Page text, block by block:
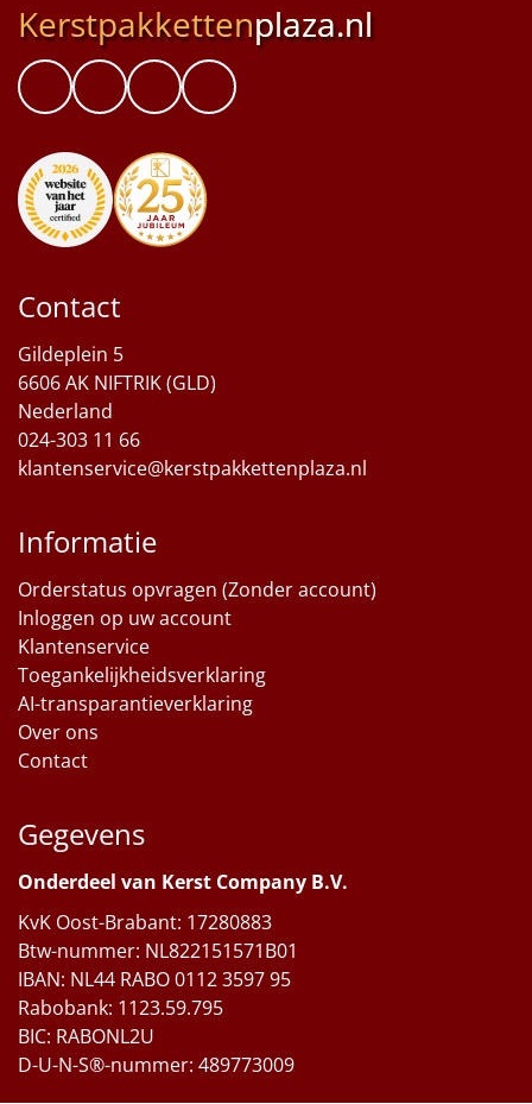
Alle artikelen
Overige
Ideeën
Personeel
Particulier
Kerstgeschenken 2026
Cadeaubon
Per stuk
Alle overige
Kerstpakkettenplaza.nl
Contact
Gildeplein 5
6606 AK NIFTRIK (GLD)
Nederland
024-303 11 66
klantenservice@kerstpakkettenplaza.nl
Informatie
Orderstatus opvragen (Zonder account)
Inloggen op uw account
Klantenservice
Toegankelijkheidsverklaring
AI-transparantieverklaring
Over ons
Contact
Gegevens
Onderdeel van Kerst Company B.V.
KvK Oost-Brabant: 17280883
Btw-nummer: NL822151571B01
IBAN: NL44 RABO 0112 3597 95
Rabobank: 1123.59.795
BIC: RABONL2U
D-U-N-S®-nummer: 489773009